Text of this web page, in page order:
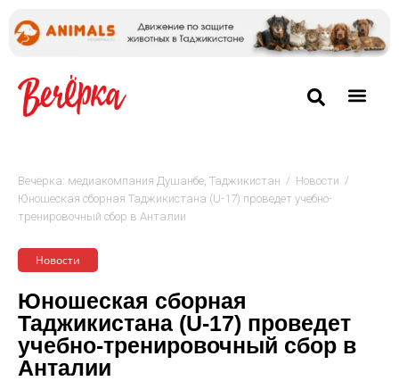
Вечёрка: медиакомпания Душанбе, Таджикистан / Новости /
Юношеская сборная Таджикистана (U-17) проведет учебно-
тренировочный сбор в Анталии
Новости
Юношеская сборная
Таджикистана (U-17) проведет
учебно-тренировочный сбор в
Анталии